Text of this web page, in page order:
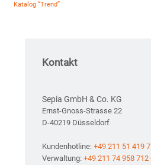
Katalog “Trend”
Kontakt
Sepia GmbH & Co. KG
Ernst-Gnoss-Strasse 22
D-40219 Düsseldorf
Kundenhotline: +49 211 51 419
Verwaltung: +49 211 74 958 712